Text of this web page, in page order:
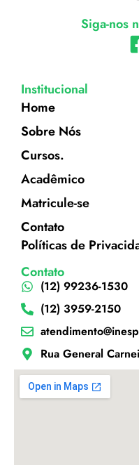
Siga-nos
Institucional
Home
Sobre Nós
Cursos.
Acadêmico
Matricule-se
Contato
Políticas de
Contato
(12) 99236-1530
(12) 3959-2150
Rua General